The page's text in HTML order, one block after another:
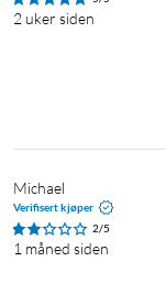
2 uker siden
Michael
Verifisert kjøper
2/5
1 måned siden